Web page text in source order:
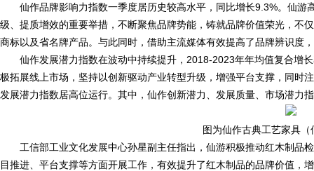
仙作品牌影响力指数一季度居历史较高水平，同比增长9.3%。仙游
级、提质增效的重要举措，不断聚焦品牌势能，铸就品牌价值荣光，不
商标以及省名牌产品。与此同时，借助主流媒体有效提高了品牌辨识度
仙作发展潜力指数在波动中持续提升，2018-2023年年均值复合增
极拓展线上市场，坚持以创新驱动产业转型升级，增强平台支撑，同时
发展潜力指数居高位运行。其中，仙作创新潜力、发展质量、市场潜力
图为仙作古典工艺家具
工信部工业文化发展中心孙星副主任指出，仙游积极推动红木制品
目推进、平台支撑等方面开展工作，有效提升了红木制品的品牌价值，